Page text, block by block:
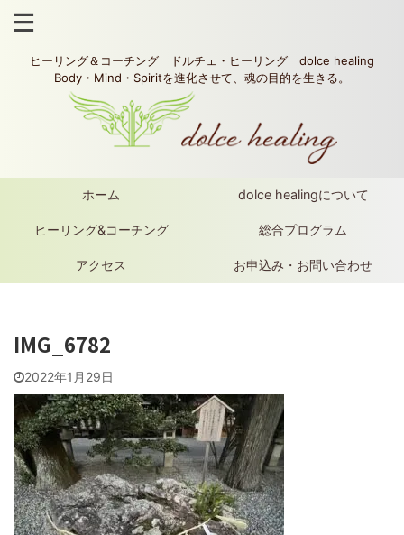
ヒーリング＆コーチング ドルチェ・ヒーリング dolce healing
Body・Mind・Spiritを進化させて、魂の目的を生きる。
ホーム dolce healingについて
ヒーリング&コーチング 総合プログラム
アクセス お申込み・お問い合わせ
IMG_6782
2022年1月29日